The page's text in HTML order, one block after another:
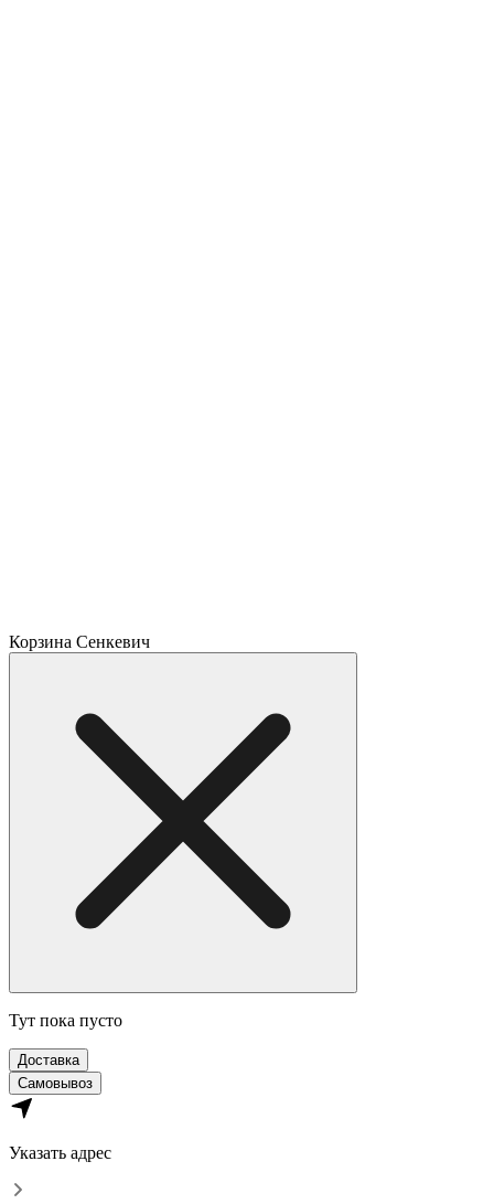
Корзина Сенкевич
Тут пока пусто
Доставка
Самовывоз
Указать адрес